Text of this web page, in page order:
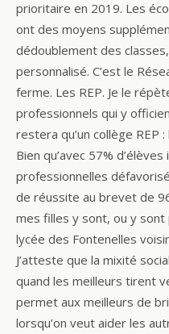
prioritaire en 2019. Les
ont des moyens
dédoublement des
personnalisé. C’est le
ferme. Les REP. Je le
professionnels qui y
restera qu’un collège REP
Bien qu’avec 57%
professionnelles
de réussite au brevet de
mes filles y sont, ou y
lycée des Fontenelles
J’atteste que la mixité
quand les meilleurs tirent
permet aux meilleurs de
lorsqu’on veut aider les